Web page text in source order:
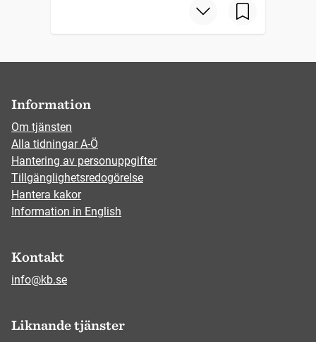
Information
Om tjänsten
Alla tidningar A-Ö
Hantering av personuppgifter
Tillgänglighetsredogörelse
Hantera kakor
Information in English
Kontakt
info@kb.se
Liknande tjänster